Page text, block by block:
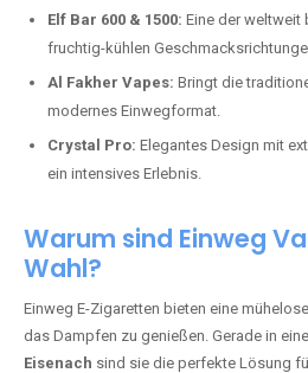
Elf Bar 600 & 1500: Eine der weltweit
fruchtig-kühlen
Al Fakher Vapes: Bringt die
modernes Einwegformat.
Crystal Pro: Elegantes Design mit
ein intensives Erlebnis.
Warum sind Einweg
Wahl?
Einweg E-Zigaretten bieten eine
das Dampfen zu genießen. Gerade in
Eisenach sind sie die perfekte Lösung